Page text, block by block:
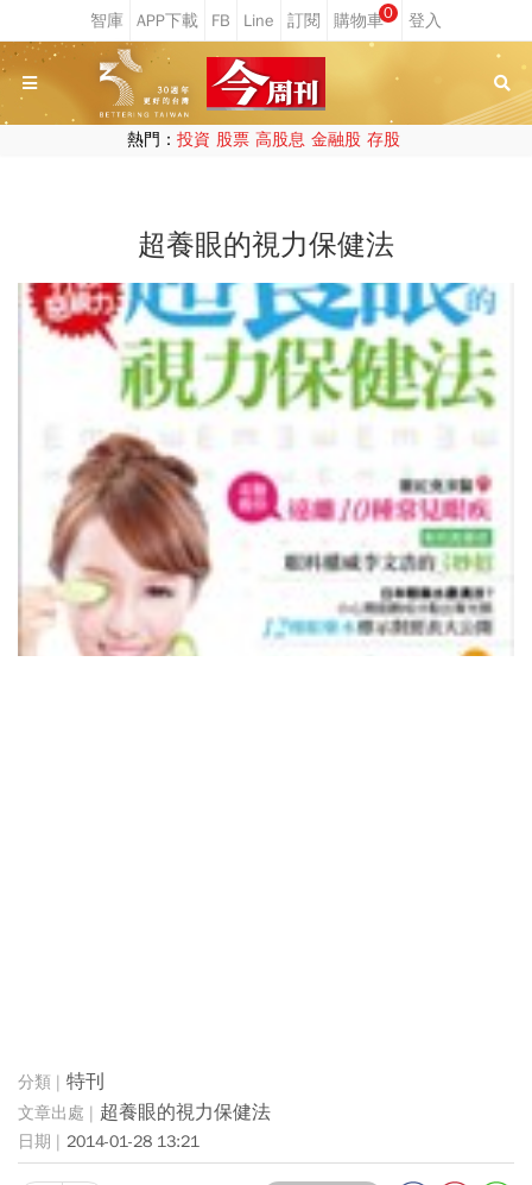
0
熱門： 投資 股票 高股息 金融股 存股
超養眼的視力保健法
特刊
超養眼的視力保健法
2014-01-28 13:21